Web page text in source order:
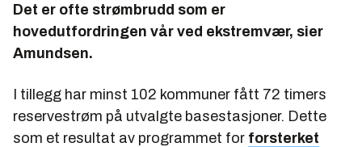
Det er ofte strømbrudd som er
hovedutfordringen vår ved ekstremvær, sier
Amundsen.
I tillegg har minst 102 kommuner fått 72 timers
reservestrøm på utvalgte basestasjoner. Dette
som et resultat av programmet for forsterket